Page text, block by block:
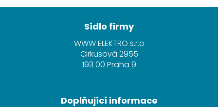
Z
Sídlo firmy
WWW ELEKTRO s.r.o
Cirkusová 2955
193 00 Praha 9
Doplňující informace